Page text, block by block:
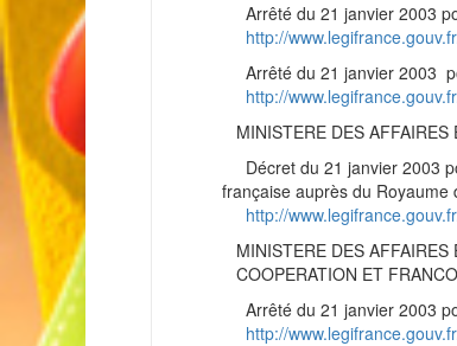
Arrêté du 21 janvier 2003
http://
Arrêté du 21 janvier 2003
http://
MINISTERE DES AFFAIRES
Décret du 21 janvier 2003
française auprès du Royaume
http://
MINISTERE DES AFFAIRES
COOPERATION ET
Arrêté du 21 janvier 2003
http://